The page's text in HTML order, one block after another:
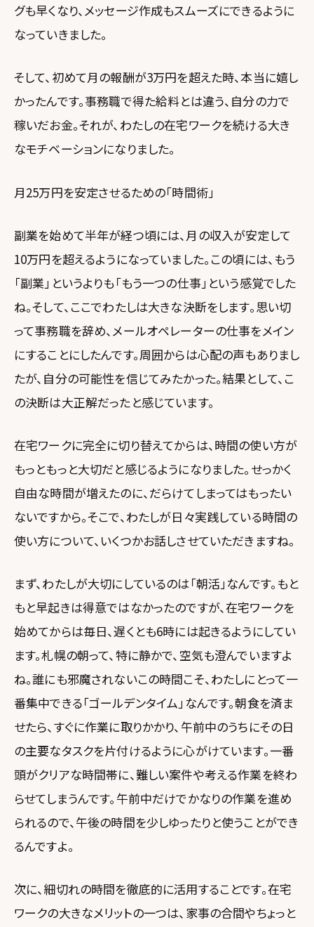
グも早くなり、メッセージ作成もスムーズにできるように
なっていきました。
そして、初めて月の報酬が3万円を超えた時、本当に嬉し
かったんです。事務職で得た給料とは違う、自分の力で
稼いだお金。それが、わたしの在宅ワークを続ける大き
なモチベーションになりました。
月25万円を安定させるための「時間術」
副業を始めて半年が経つ頃には、月の収入が安定して
10万円を超えるようになっていました。この頃には、もう
「副業」というよりも「もう一つの仕事」という感覚でした
ね。そして、ここでわたしは大きな決断をします。思い切
って事務職を辞め、メールオペレーターの仕事をメイン
にすることにしたんです。周囲からは心配の声もありまし
たが、自分の可能性を信じてみたかった。結果として、こ
の決断は大正解だったと感じています。
在宅ワークに完全に切り替えてからは、時間の使い方が
もっともっと大切だと感じるようになりました。せっかく
自由な時間が増えたのに、だらけてしまってはもったい
ないですから。そこで、わたしが日々実践している時間の
使い方について、いくつかお話しさせていただきますね。
まず、わたしが大切にしているのは「朝活」なんです。もと
もと早起きは得意ではなかったのですが、在宅ワークを
始めてからは毎日、遅くとも6時には起きるようにしてい
ます。札幌の朝って、特に静かで、空気も澄んでいますよ
ね。誰にも邪魔されないこの時間こそ、わたしにとって一
番集中できる「ゴールデンタイム」なんです。朝食を済ま
せたら、すぐに作業に取りかかり、午前中のうちにその日
の主要なタスクを片付けるように心がけています。一番
頭がクリアな時間帯に、難しい案件や考える作業を終わ
らせてしまうんです。午前中だけでかなりの作業を進め
られるので、午後の時間を少しゆったりと使うことができ
るんですよ。
次に、細切れの時間を徹底的に活用することです。在宅
ワークの大きなメリットの一つは、家事の合間やちょっと